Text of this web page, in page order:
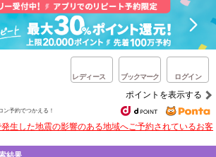
レディース ブックマーク ログイン
ポイントを表示する
ン予約でつかえる！
発生した地震の影響のある地域へご予約されているお客
結果